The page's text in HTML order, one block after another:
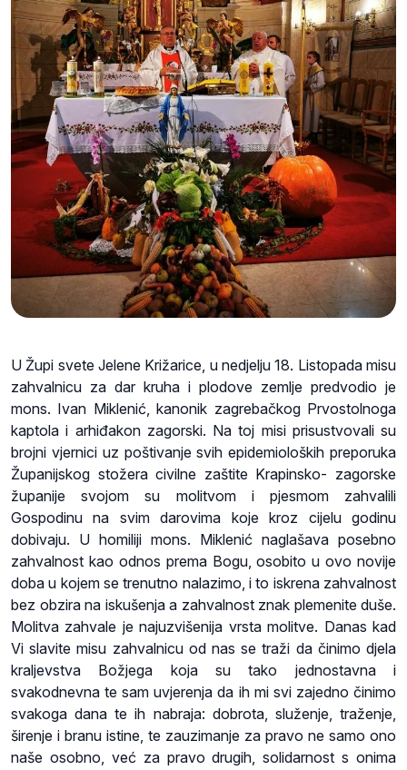
U Župi svete Jelene Križarice, u nedjelju 18. Listopada misu
zahvalnicu za dar kruha i plodove zemlje predvodio je
mons. Ivan Miklenić, kanonik zagrebačkog Prvostolnoga
kaptola i arhiđakon zagorski. Na toj misi prisustvovali su
brojni vjernici uz poštivanje svih epidemioloških preporuka
Županijskog stožera civilne zaštite Krapinsko- zagorske
županije svojom su molitvom i pjesmom zahvalili
Gospodinu na svim darovima koje kroz cijelu godinu
dobivaju. U homiliji mons. Miklenić naglašava posebno
zahvalnost kao odnos prema Bogu, osobito u ovo novije
doba u kojem se trenutno nalazimo, i to iskrena zahvalnost
bez obzira na iskušenja a zahvalnost znak plemenite duše.
Molitva zahvale je najuzvišenija vrsta molitve. Danas kad
Vi slavite misu zahvalnicu od nas se traži da činimo djela
kraljevstva Božjega koja su tako jednostavna i
svakodnevna te sam uvjerenja da ih mi svi zajedno činimo
svakoga dana te ih nabraja: dobrota, služenje, traženje,
širenje i branu istine, te zauzimanje za pravo ne samo ono
naše osobno, već za pravo drugih, solidarnost s onima